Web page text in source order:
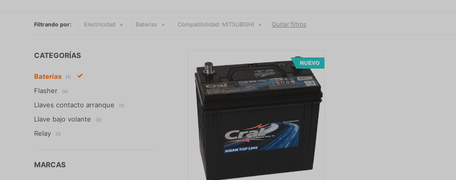
Filtrando por: Electricidad Baterías Compatibilidad: MITSUBISHI Quitar filtros
CATEGORÍAS
Baterías (1)
Flasher (4)
Llaves contacto arranque (1)
Llave bajo volante (3)
Relay (1)
MARCAS